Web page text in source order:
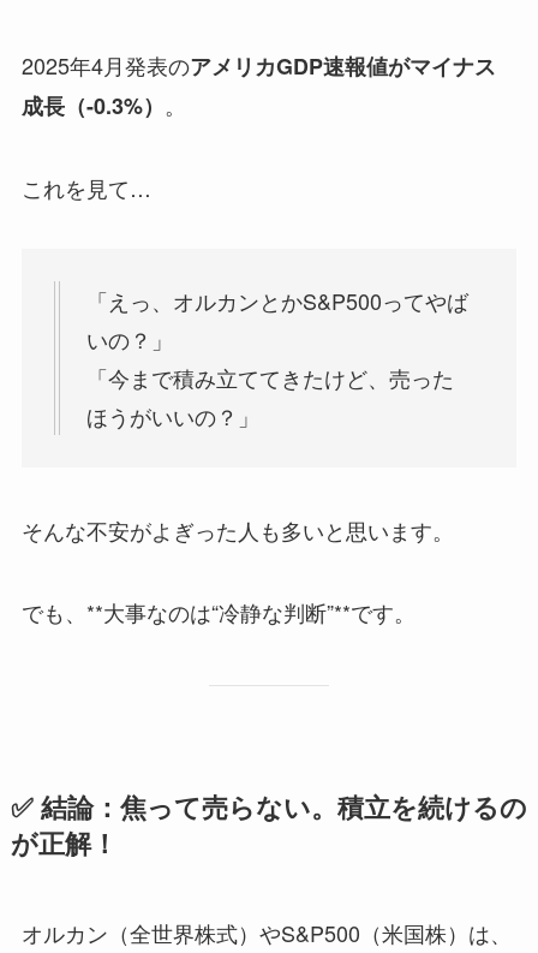
2025年4月発表のアメリカGDP速報値がマイナス
成長（-0.3%） 。
これを見て…
「えっ、オルカンとかS&P500ってやば
いの？」
「今まで積み立ててきたけど、売った
ほうがいいの？」
そんな不安がよぎった人も多いと思います。
でも、**大事なのは“冷静な判断”**です。
✅ 結論：焦って売らない。積立を続けるの
が正解！
オルカン（全世界株式）やS&P500（米国株）は、